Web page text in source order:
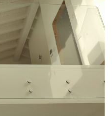
in cristallo